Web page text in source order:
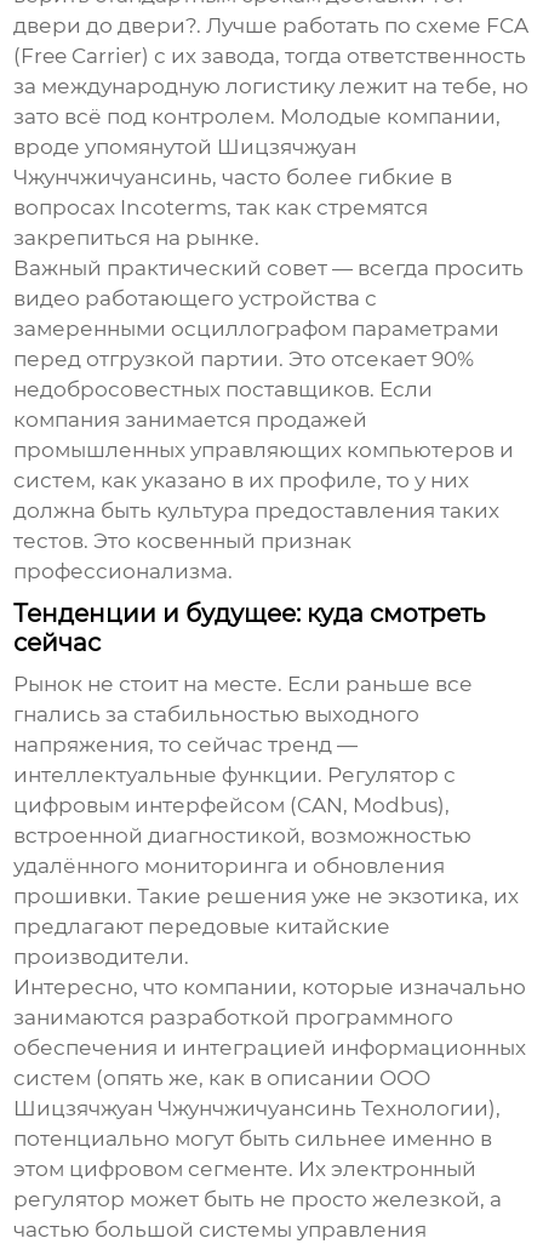
двери до двери?. Лучше работать по схеме FCA
(Free Carrier) с их завода, тогда ответственность
за международную логистику лежит на тебе, но
зато всё под контролем. Молодые компании,
вроде упомянутой Шицзячжуан
Чжунчжичуансинь, часто более гибкие в
вопросах Incoterms, так как стремятся
закрепиться на рынке.
Важный практический совет — всегда просить
видео работающего устройства с
замеренными осциллографом параметрами
перед отгрузкой партии. Это отсекает 90%
недобросовестных поставщиков. Если
компания занимается продажей
промышленных управляющих компьютеров и
систем, как указано в их профиле, то у них
должна быть культура предоставления таких
тестов. Это косвенный признак
профессионализма.
Тенденции и будущее: куда смотреть
сейчас
Рынок не стоит на месте. Если раньше все
гнались за стабильностью выходного
напряжения, то сейчас тренд —
интеллектуальные функции. Регулятор с
цифровым интерфейсом (CAN, Modbus),
встроенной диагностикой, возможностью
удалённого мониторинга и обновления
прошивки. Такие решения уже не экзотика, их
предлагают передовые китайские
производители.
Интересно, что компании, которые изначально
занимаются разработкой программного
обеспечения и интеграцией информационных
систем (опять же, как в описании ООО
Шицзячжуан Чжунчжичуансинь Технологии),
потенциально могут быть сильнее именно в
этом цифровом сегменте. Ихэлектронный
регулятор может быть не просто железкой, а
частью большой системы управления